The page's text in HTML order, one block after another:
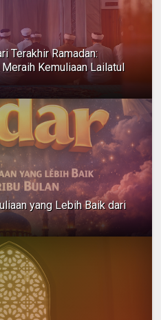
Terakhir Ramadan:
Kemuliaan Lailatul
yang Lebih Baik dari